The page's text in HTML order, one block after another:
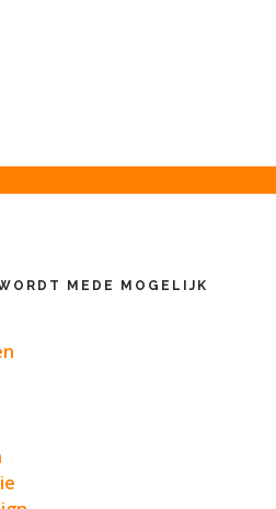
MEDE MOGELIJK